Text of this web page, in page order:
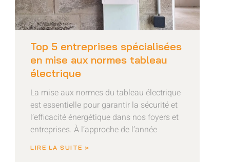
Top 5 entreprises spécialisées
en mise aux normes tableau
électrique
La mise aux normes du tableau électrique
est essentielle pour garantir la sécurité et
l’efficacité énergétique dans nos foyers et
entreprises. À l’approche de l’année
LIRE LA SUITE »